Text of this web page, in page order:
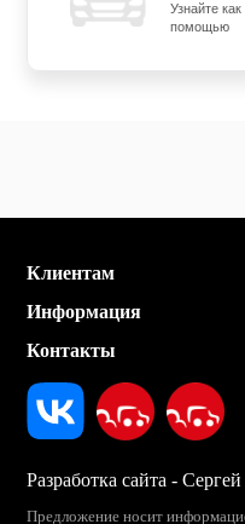
Узнайте
помощью
Клиентам
Информация
Контакты
Разработка сайта -
Предложение носит